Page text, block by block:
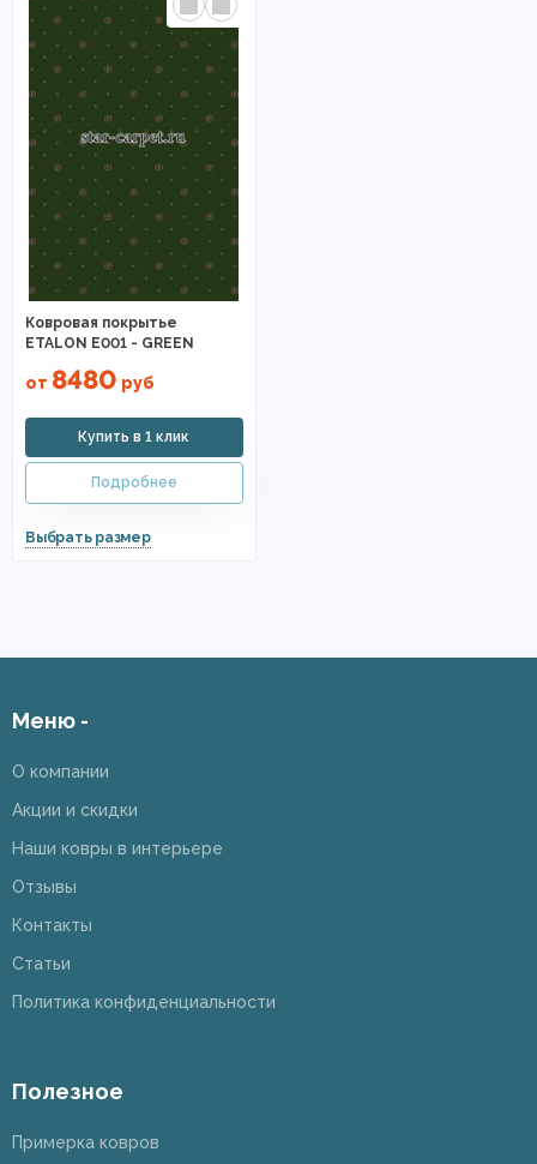
Ковровая покрытье
ETALON E001 - GREEN
от 8480 руб
Меню -
О компании
Акции и скидки
Наши ковры в интерьере
Отзывы
Контакты
Статьи
Политика конфиденциальности
Полезное
Примерка ковров